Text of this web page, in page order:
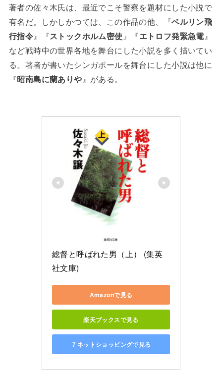
著者の佐々木氏は、最近でこそ警察を題材にした小説で
有名だ。しかしかつては、この作品の他、『ベルリン飛
行指令』『ストックホルム密使 』『エトロフ発緊急電』
など戦時中の世界各地を舞台にした小説を多く描いてい
る。著者が書いたシンガポールを舞台にした小説は他に
『昭南島に蘭ありや 』がある。
総督と呼ばれた男（上） (集英
社文庫)
Amazonで見る
楽天ブックスで見る
７ネットショッピングで見る